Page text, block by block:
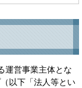
運営事業主体とな
以下「法人等とい